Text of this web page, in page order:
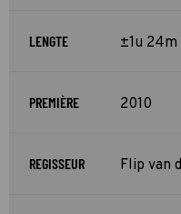
LENGTE ±1u 24m
PREMIÈRE 2010
REGISSEUR Flip van